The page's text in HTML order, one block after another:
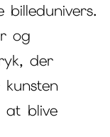
og
der
at blive